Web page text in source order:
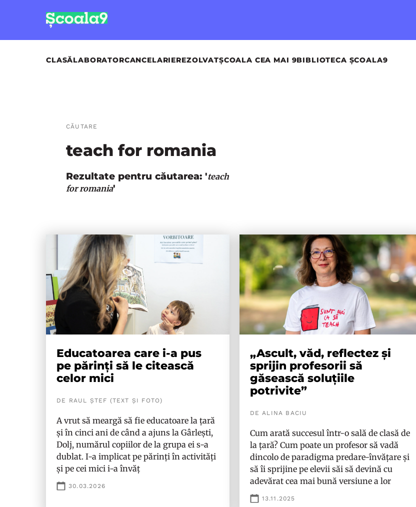
CLASĂLABORATORCANCELARIEREZOLVATȘCOALA CEA MAI 9BIBLIOTECA ȘCOALA9
CĂUTARE
teach for romania
Rezultate pentru căutarea: 'teach
for romania'
Educatoarea care i-a pus
pe părinți să le citească
celor mici
DE RAUL ȘTEF (TEXT ȘI FOTO)
A vrut să meargă să fie educatoare la țară
și în cinci ani de când a ajuns la Gârlești,
Dolj, numărul copiilor de la grupa ei s-a
dublat. I-a implicat pe părinți în activități
și pe cei mici i-a învăț
30.03.2026
„Ascult, văd, reflectez și
sprijin profesorii să
găsească soluțiile
potrivite”
DE ALINA BACIU
Cum arată succesul într-o sală de clasă de
la țară? Cum poate un profesor să vadă
dincolo de paradigma predare-învățare și
să îi sprijine pe elevii săi să devină cu
adevărat cea mai bună versiune a lor
13.11.2025